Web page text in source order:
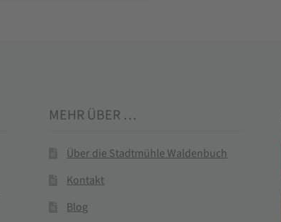
MEHR ÜBER …
Über die Stadtmühle Waldenbuch
Kontakt
Blog